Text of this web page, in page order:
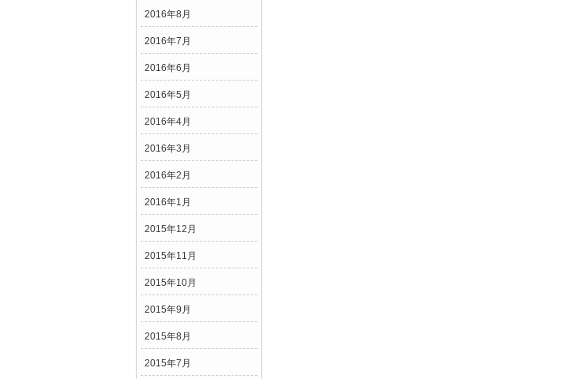
2016年8月
2016年7月
2016年6月
2016年5月
2016年4月
2016年3月
2016年2月
2016年1月
2015年12月
2015年11月
2015年10月
2015年9月
2015年8月
2015年7月